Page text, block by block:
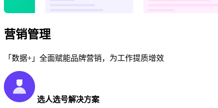
营销管理
「数据+」全面赋能品牌营销，为工作提质增效
选人选号解决方案